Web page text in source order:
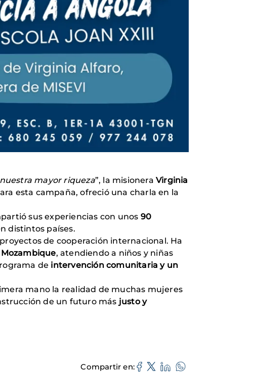
mayor riqueza”, la misioneraVirginia
esta campaña, ofreció una charla en la
sus experiencias con unos 90
distintos países.
de cooperación internacional. Ha
Mozambique, atendiendo a niños y niñas
de intervención comunitaria y un
mano la realidad de muchas mujeres
de un futuro más justo y
Compartir en